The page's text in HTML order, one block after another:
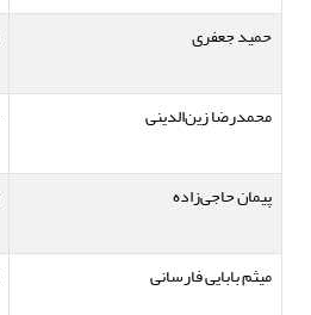
حمید جعفری
محمدرضا زین‌الدینی
پیمان حاجی‌زاده
میثم بابایی فارسانی